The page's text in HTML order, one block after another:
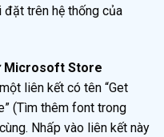
trên hệ thống của
Microsoft Store
liên kết có tên “Get
(Tìm thêm font trong
Nhấp vào liên kết này